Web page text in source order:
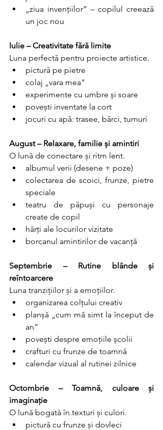
„ziua invențiilor” – copilul creează
un joc nou
Iulie – Creativitate fără limite
Luna perfectă pentru proiecte artistice.
pictură pe pietre
colaj „vara mea”
experimente cu umbre și soare
povești inventate la cort
jocuri cu apă: trasee, bărci, turnuri
August – Relaxare, familie și amintiri
O lună de conectare și ritm lent.
albumul verii (desene + poze)
colectarea de scoici, frunze, pietre
speciale
teatru de păpuși cu personaje
create de copil
hărți ale locurilor vizitate
borcanul amintirilor de vacanță
Septembrie – Rutine blânde și
reîntoarcere
Luna tranzițiilor și a emoțiilor.
organizarea colțului creativ
planșă „cum mă simt la început de
an”
povești despre emoțiile școlii
crafturi cu frunze de toamnă
calendar vizual al rutinei zilnice
Octombrie – Toamnă, culoare și
imaginație
O lună bogată în texturi și culori.
pictură cu frunze și dovleci